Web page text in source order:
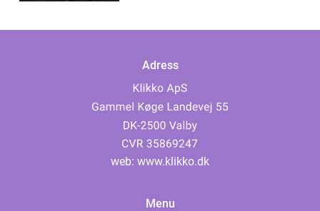
Adress
web: www.klikko.dk
Menu